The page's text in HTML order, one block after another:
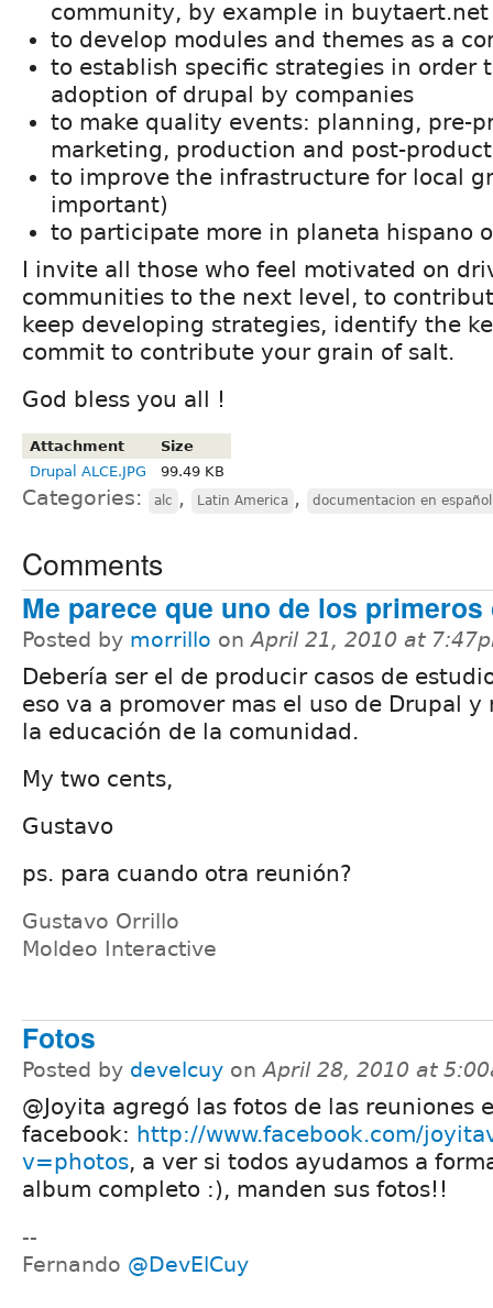
community, by example in buytaert.net
to develop modules and themes as a
to establish specific strategies in order
adoption of drupal by companies
to make quality events: planning, pre-
marketing, production and post-
to improve the infrastructure for local
important)
to participate more in planeta hispano
I invite all those who feel motivated on
communities to the next level, to
keep developing strategies, identify the
commit to contribute your grain of salt.
God bless you all !
Attachment
Size
Drupal ALCE.JPG
99.49 KB
Categories: alc , Latin America , documentacion en español
Comments
Me parece que uno de los primeros
Posted by morrillo onApril 21, 2010 at
Debería ser el de producir casos de
eso va a promover mas el uso de Drupal y
la educación de la comunidad.
My two cents,
Gustavo
ps. para cuando otra reunión?
Gustavo Orrillo
Moldeo Interactive
Fotos
Posted by develcuy onApril 28, 2010 at
@Joyita agregó las fotos de las reuniones
facebook: http://www.facebook.com/
v=photos, a ver si todos ayudamos a
album completo :), manden sus fotos!!
--
Fernando @DevElCuy